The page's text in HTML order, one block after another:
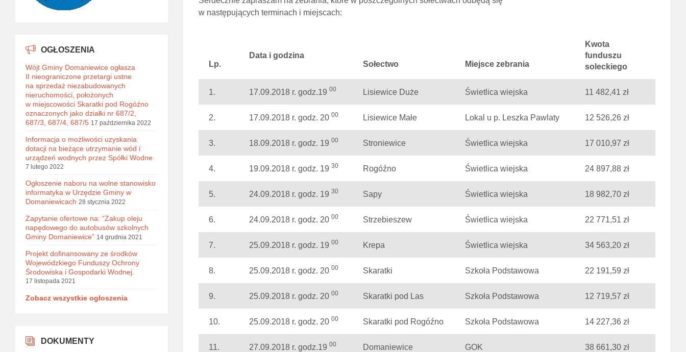
w następujących terminach i miejscach:
Lp.
Data i godzina
Sołectwo
Miejsce zebrania
Kwota
funduszu
soleckiego
1. 17.09.2018 r. godz.19 00 Lisiewice Duże Świetlica wiejska 11 482,41 zł
2. 17.09.2018 r. godz. 20 00 Lisiewice Małe Lokal u p. Leszka Pawlaty 12 526,26 zł
3. 18.09.2018 r. godz. 19 00 Stroniewice Świetlica wiejska 17 010,97 zł
4. 19.09.2018 r. godz. 19 30 Rogóźno Świetlica wiejska 24 897,88 zł
5. 24.09.2018 r. godz. 19 30 Sapy Świetlica wiejska 18 982,70 zł
6. 24.09.2018 r. godz. 20 00 Strzebieszew Świetlica wiejska 22 771,51 zł
7. 25.09.2018 r. godz. 19 00 Krepa Świetlica wiejska 34 563,20 zł
8. 25.09.2018 r. godz. 20 00 Skaratki Szkoła Podstawowa 22 191,59 zł
9. 25.09.2018 r. godz. 20 00 Skaratki pod Las Szkoła Podstawowa 12 719,57 zł
10. 25.09.2018 r. godz. 20 00 Skaratki pod Rogóźno Szkoła Podstawowa 14 227,36 zł
11. 27.09.2018 r. godz.19 00 Domaniewice GOK 38 661,30 zł
OGŁOSZENIA
Wójt Gminy Domaniewice ogłasza
II nieograniczone przetargi ustne
na sprzedaż niezabudowanych
nieruchomości, położonych
w miejscowości Skaratki pod Rogóźno
oznaczonych jako działki nr 687/2,
687/3, 687/4, 687/5 17 października 2022
Informacja o możliwości uzyskania
dotacji na bieżące utrzymanie wód i
urządzeń wodnych przez Spółki Wodne
7 lutego 2022
Ogłoszenie naboru na wolne stanowisko
informatyka w Urzędzie Gminy w
Domaniewicach 28 stycznia 2022
Zapytanie ofertowe na: “Zakup oleju
napędowego do autobusów szkolnych
Gminy Domaniewice” 14 grudnia 2021
Projekt dofinansowany ze środków
Wojewódzkiego Funduszy Ochrony
Środowiska i Gospodarki Wodnej.
17 listopada 2021
Zobacz wszystkie ogłoszenia
DOKUMENTY